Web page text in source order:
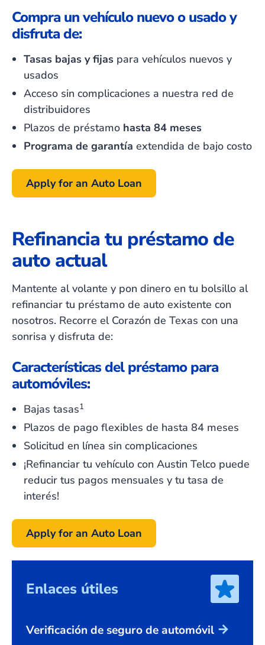
Compra un vehículo nuevo o usado y
disfruta de:
Tasas bajas y fijas para vehículos nuevos y
usados
Acceso sin complicaciones a nuestra red de
distribuidores
Plazos de préstamo hasta 84 meses
Programa de garantía extendida de bajo costo
Apply for an Auto Loan
Refinancia tu préstamo de
auto actual
Mantente al volante y pon dinero en tu bolsillo al
refinanciar tu préstamo de auto existente con
nosotros. Recorre el Corazón de Texas con una
sonrisa y disfruta de:
Características del préstamo para
automóviles:
Bajas tasas1
Plazos de pago flexibles de hasta 84 meses
Solicitud en línea sin complicaciones
¡Refinanciar tu vehículo con Austin Telco puede
reducir tus pagos mensuales y tu tasa de
interés!
Apply for an Auto Loan
Enlaces útiles
Verificación de seguro de automóvil arrow_forward